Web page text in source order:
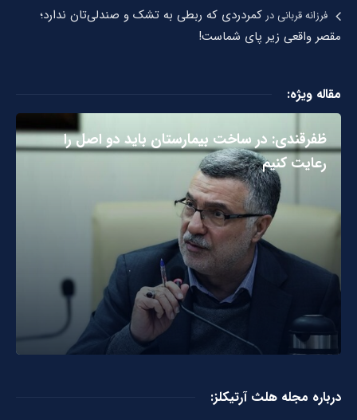
فرزانه قربانیدر کمردردی که ربطی به تشک و صندلی‌تان ندارد؛
مقصر واقعی زیر پای شماست!
مقاله ویژه:
ظفرقندی: در ساخت بیمارستان باید دو اصل را
رعایت کنیم
درباره مجله هلث آرتیکلز: